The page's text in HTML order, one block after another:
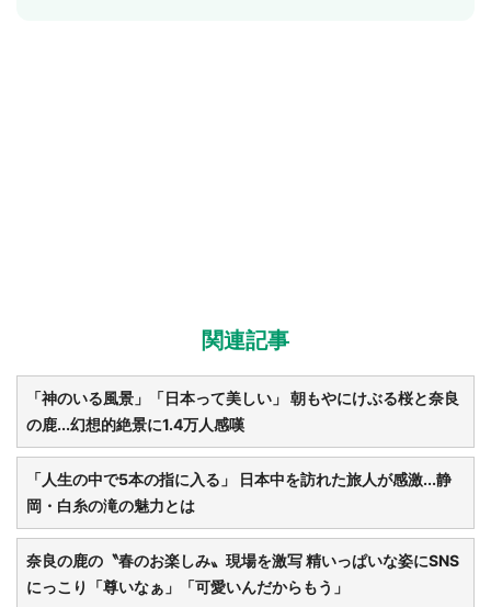
関連記事
「神のいる風景」「日本って美しい」 朝もやにけぶる桜と奈良
の鹿...幻想的絶景に1.4万人感嘆
「人生の中で5本の指に入る」 日本中を訪れた旅人が感激...静
岡・白糸の滝の魅力とは
奈良の鹿の〝春のお楽しみ〟現場を激写 精いっぱいな姿にSNS
にっこり「尊いなぁ」「可愛いんだからもう」